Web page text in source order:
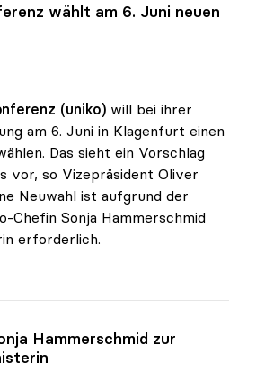
wählt am 6. Juni neuen
(uniko) will bei ihrer
am 6. Juni in Klagenfurt einen
Das sieht ein Vorschlag
vor, so Vizepräsident Oliver
Neuwahl ist aufgrund der
Chefin Sonja Hammerschmid
erforderlich.
wählt am 6. Juni neuen
Hammerschmid zur